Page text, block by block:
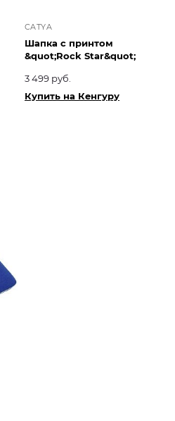
CATYA
Шапка с принтом
&quot;Rock Star&quot;
3 499 руб.
Купить на Кенгуру